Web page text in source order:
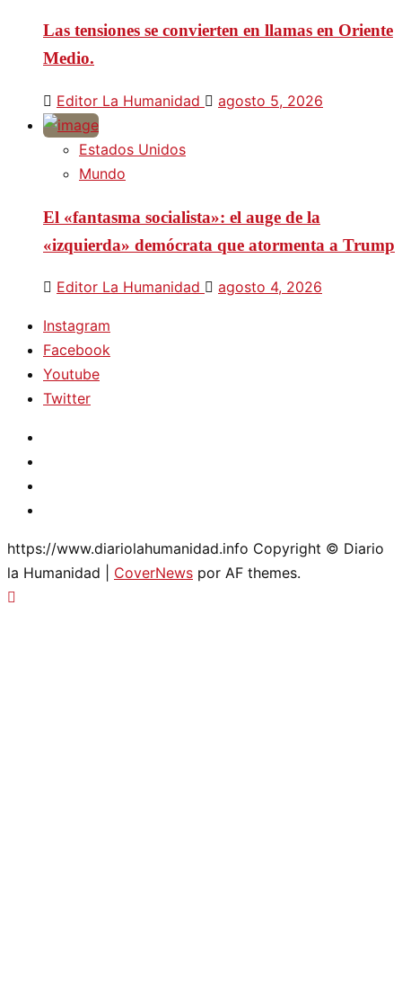
Las tensiones se convierten en llamas en Oriente
Medio.
Editor La Humanidad agosto 5, 2026
Estados Unidos
Mundo
El «fantasma socialista»: el auge de la
«izquierda» demócrata que atormenta a Trump
Editor La Humanidad agosto 4, 2026
Instagram
Facebook
Youtube
Twitter
https://www.diariolahumanidad.info Copyright © Diario
la Humanidad
CoverNews por AF themes.